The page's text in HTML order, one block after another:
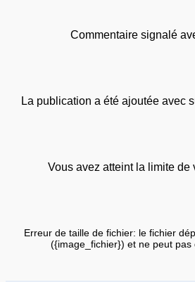
Commentaire signalé
La publication a été ajoutée avec
Vous avez atteint la limite de
Erreur de taille de fichier: le fichier
({image_fichier}) et ne peut pas